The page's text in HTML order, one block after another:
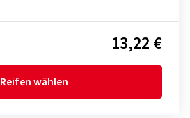
13,22 €
Reifen wählen